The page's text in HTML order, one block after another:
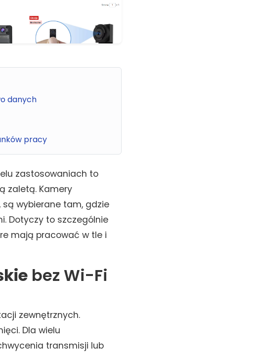
danych
pracy
zastosowaniach to
zaletą. Kamery
są wybierane tam, gdzie
Dotyczy to szczególnie
mają pracować w tle i
bez Wi-Fi
zewnętrznych.
Dla wielu
transmisji lub